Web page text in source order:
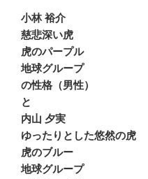
小林 裕介
慈悲深い虎
虎のパープル
地球グループ
の性格（男性）
と
内山 夕実
ゆったりとした悠然の虎
虎のブルー
地球グループ